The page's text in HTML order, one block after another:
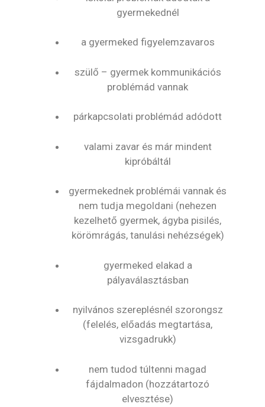
gyermekednél
a gyermeked figyelemzavaros
szülő – gyermek kommunikációs
problémád vannak
párkapcsolati problémád adódott
valami zavar és már mindent
kipróbáltál
gyermekednek problémái vannak és
nem tudja megoldani (nehezen
kezelhető gyermek, ágyba pisilés,
körömrágás, tanulási nehézségek)
gyermeked elakad a
pályaválasztásban
nyilvános szereplésnél szorongsz
(felelés, előadás megtartása,
vizsgadrukk)
nem tudod túltenni magad
fájdalmadon (hozzátartozó
elvesztése)